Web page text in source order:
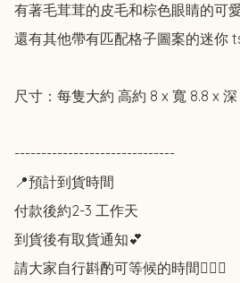
有著毛茸茸的皮毛和棕色眼睛的可
還有其他帶有匹配格子圖案的迷你
尺寸：每隻大約 高約 8 x 寬 8.8 x
------------------------------
📍預計到貨時間
付款後約2-3 工作天
到貨後有取貨通知💕
請大家自行斟酌可等候的時間🙇🏻‍♀️